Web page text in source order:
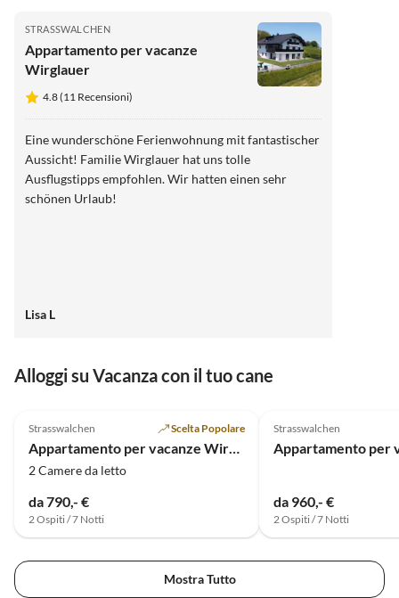
STRASSWALCHEN
Appartamento per vacanze
Wirglauer
4.8 (11 Recensioni)
Eine wunderschöne Ferienwohnung mit fantastischer
Aussicht! Familie Wirglauer hat uns tolle
Ausflugstipps empfohlen. Wir hatten einen sehr
schönen Urlaub!
Lisa L
Alloggi su Vacanza con il tuo cane
Strasswalchen Scelta Popolare
Appartamento per vacanze Wirglauer
2 Camere da letto
da 790,- €
2 Ospiti / 7 Notti
Strasswalchen
da 960,- €
2 Ospiti / 7 Notti
Mostra Tutto